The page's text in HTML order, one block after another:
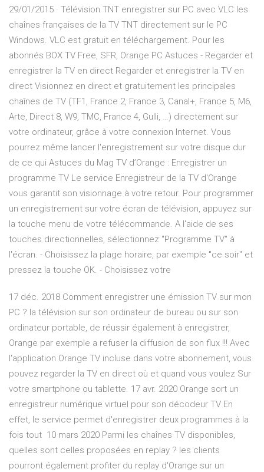
29/01/2015 · Télévision TNT enregistrer sur PC avec VLC les
chaînes françaises de la TV TNT directement sur le PC
Windows. VLC est gratuit en téléchargement. Pour les
abonnés BOX TV Free, SFR, Orange PC Astuces - Regarder et
enregistrer la TV en direct Regarder et enregistrer la TV en
direct Visionnez en direct et gratuitement les principales
chaînes de TV (TF1, France 2, France 3, Canal+, France 5, M6,
Arte, Direct 8, W9, TMC, France 4, Gulli, …) directement sur
votre ordinateur, grâce à votre connexion Internet. Vous
pourrez même lancer l'enregistrement sur votre disque dur
de ce qui Astuces du Mag TV d’Orange : Enregistrer un
programme TV Le service Enregistreur de la TV d'Orange
vous garantit son visionnage à votre retour. Pour programmer
un enregistrement sur votre écran de télévision, appuyez sur
la touche menu de votre télécommande. A l'aide de ses
touches directionnelles, sélectionnez "Programme TV" à
l'écran. - Choisissez la plage horaire, par exemple "ce soir" et
pressez la touche OK. - Choisissez votre
17 déc. 2018 Comment enregistrer une émission TV sur mon
PC ? la télévision sur son ordinateur de bureau ou sur son
ordinateur portable, de réussir également à enregistrer,
Orange par exemple a refuser la diffusion de son flux !!! Avec
l'application Orange TV incluse dans votre abonnement, vous
pouvez regarder la TV en direct où et quand vous voulez Sur
votre smartphone ou tablette. 17 avr. 2020 Orange sort un
enregistreur numérique virtuel pour son décodeur TV En
effet, le service permet d'enregistrer deux programmes à la
fois tout 10 mars 2020 Parmi les chaînes TV disponibles,
quelles sont celles proposées en replay ? les clients
pourront également profiter du replay d'Orange sur un